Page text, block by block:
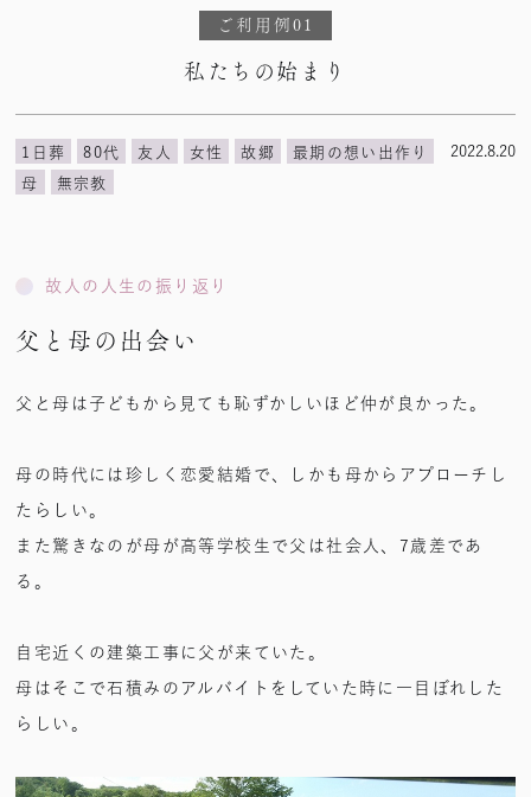
ご利用例01
私たちの始まり
1日葬 80代 友人 女性 故郷
最期の想い出作り
母
無宗教
2022.8.20
故人の人生の振り返り
父と母の出会い
父と母は子どもから見ても恥ずかしいほど仲が良かった。
母の時代には珍しく恋愛結婚で、しかも母からアプローチし
たらしい。
また驚きなのが母が高等学校生で父は社会人、7歳差であ
る。
自宅近くの建築工事に父が来ていた。
母はそこで石積みのアルバイトをしていた時に一目ぼれした
らしい。